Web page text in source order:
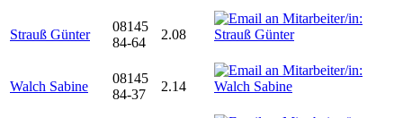
Strauß Günter
08145
84-64
2.08
Walch Sabine
08145
84-37
2.14